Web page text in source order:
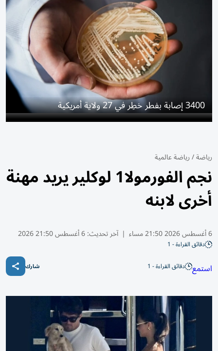
3400 إصابة بفطر خطِر في 27 ولاية أمريكية
رياضة/رياضة عالمية
نجم الفورمولا1 لوكلير يريد مهنة
أخرى لابنه
6 أغسطس 2026 21:50 مساء | آخر تحديث:6 أغسطس 21:50 2026
دقائق القراءة - 1
استمع دقائق القراءة - 1 شارك